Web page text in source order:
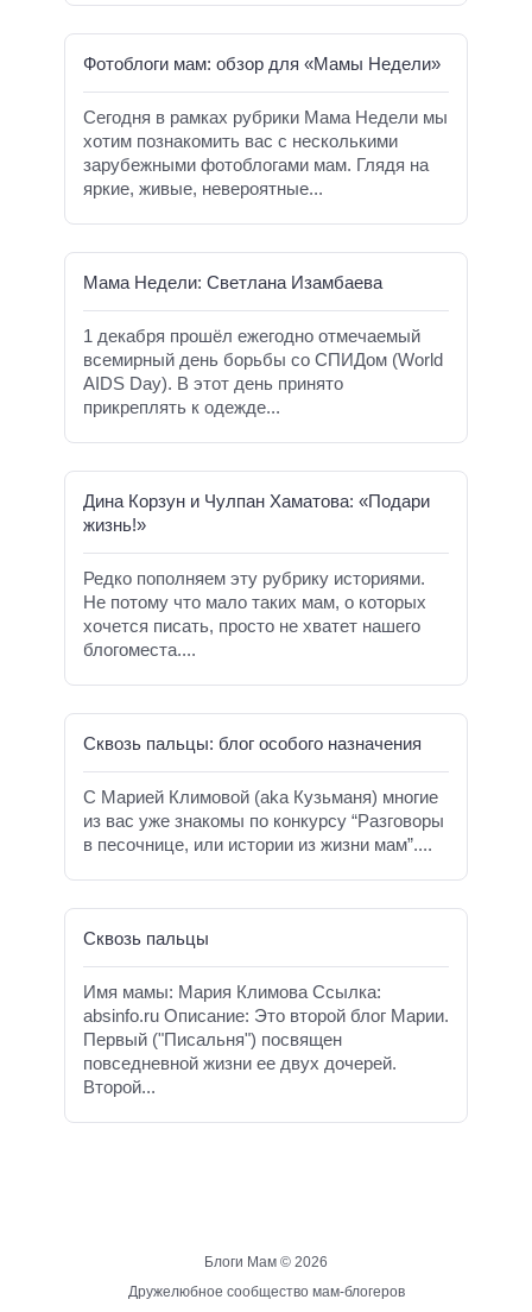
Фотоблоги мам: обзор для «Мамы Недели»
Сегодня в рамках рубрики Мама Недели мы
хотим познакомить вас с несколькими
зарубежными фотоблогами мам. Глядя на
яркие, живые, невероятные...
Мама Недели: Светлана Изамбаева
1 декабря прошёл ежегодно отмечаемый
всемирный день борьбы со СПИДом (World
AIDS Day). В этот день принято
прикреплять к одежде...
Дина Корзун и Чулпан Хаматова: «Подари
жизнь!»
Редко пополняем эту рубрику историями.
Не потому что мало таких мам, о которых
хочется писать, просто не хватет нашего
блогоместа....
Сквозь пальцы: блог особого назначения
С Марией Климовой (aka Кузьманя) многие
из вас уже знакомы по конкурсу “Разговоры
в песочнице, или истории из жизни мам”....
Сквозь пальцы
Имя мамы: Мария Климова Ссылка:
absinfo.ru Описание: Это второй блог Марии.
Первый ("Писальня") посвящен
повседневной жизни ее двух дочерей.
Второй...
Блоги Мам © 2026
Дружелюбное сообщество мам-блогеров